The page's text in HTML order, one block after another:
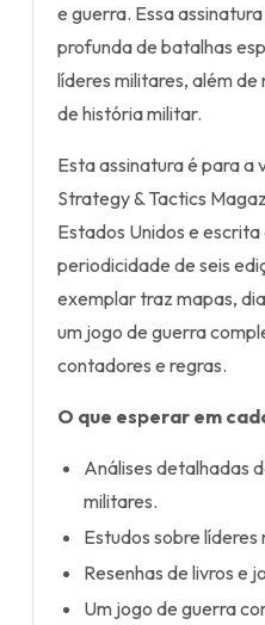
e guerra. Essa
profunda de batalhas
líderes militares, além de
de história militar.
Esta assinatura é para a
Strategy & Tactics
Estados Unidos e
periodicidade de seis
exemplar traz mapas,
um jogo de guerra
contadores e regras.
O que esperar em
Análises detalhadas
militares.
Estudos sobre
Resenhas de livros e
Um jogo de guerra